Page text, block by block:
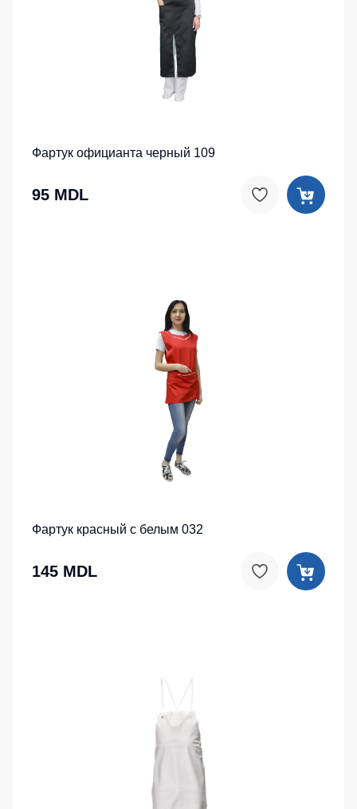
Фартук официанта черный 109
95 MDL
Фартук красный с белым 032
145 MDL